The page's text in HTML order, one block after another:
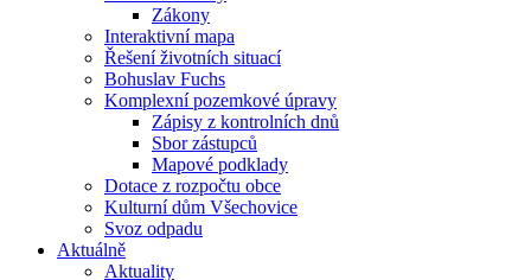
Zákony
Interaktivní mapa
Řešení životních situací
Bohuslav Fuchs
Komplexní pozemkové úpravy
Zápisy z kontrolních dnů
Sbor zástupců
Mapové podklady
Dotace z rozpočtu obce
Kulturní dům Všechovice
Svoz odpadu
Aktuálně
Aktuality